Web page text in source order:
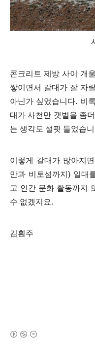
콘크리트 제방 사이 개
쌓이면서 갈대가 잘 자
아닌가 싶었습니다. 비
대가 사천만 갯벌을 좀
는 생각도 설핏 들었습
이렇게 갈대가 많아지
만과 비토섬까지) 일대
고 인간 문화 활동까지
수 없겠지요.
김훤주